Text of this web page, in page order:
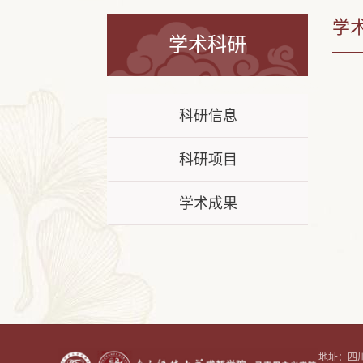
学术科研
科研信息
科研项目
学术成果
学
地址：四